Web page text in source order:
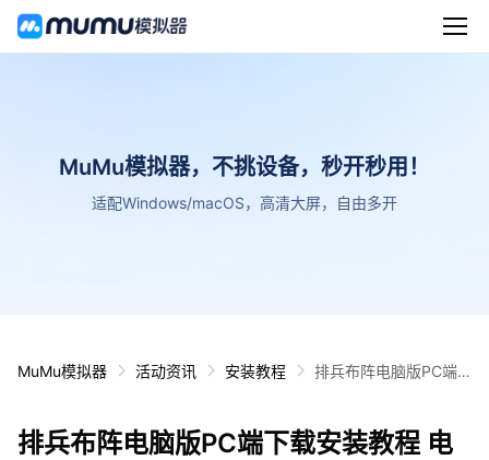
MuMu模拟器，不挑设备，秒开秒用！
适配Windows/macOS，高清大屏，自由多开
MuMu模拟器 活动资讯 安装教程
排兵布阵电脑版PC端
排兵布阵电脑版PC端下载安装教程 电